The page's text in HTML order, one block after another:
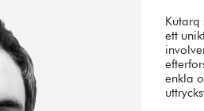
ett
enkla